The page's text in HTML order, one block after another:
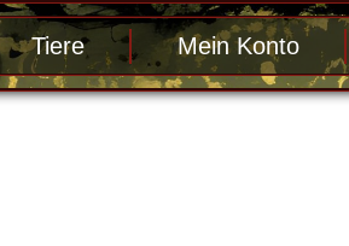
Tiere Mein Konto